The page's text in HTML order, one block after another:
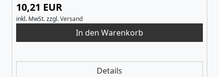
10,21 EUR
inkl. MwSt.zzgl.Versand
Details